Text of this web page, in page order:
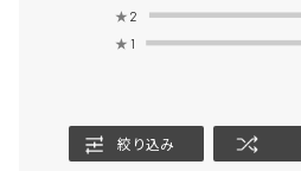
★ 2
★ 1
絞り込み